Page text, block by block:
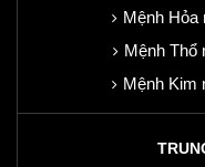
Mệnh Hỏa
Mệnh Thổ
Mệnh Kim